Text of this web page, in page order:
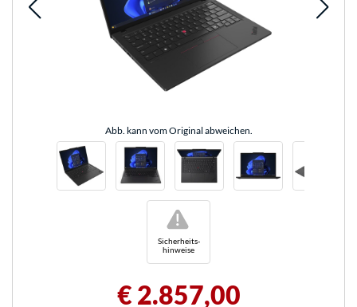
Abb. kann vom Original abweichen.
Sicherheits-
hinweise
!
€ 2.857,00